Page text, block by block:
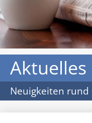
Aktuelles
Neuigkeiten rund